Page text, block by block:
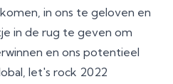
in ons te geloven en
in de rug te geven om
en ons potentieel
let's rock 2022